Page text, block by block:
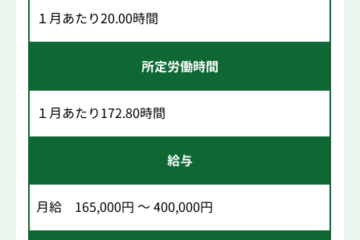
１月あたり20.00時間
所定労働時間
１月あたり172.80時間
給与
月給 165,000円 ～ 400,000円